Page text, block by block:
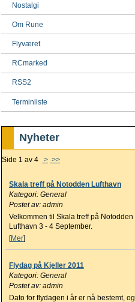
Nostalgi
Om Rune
Flyværet
RCmarked
RSS2
Terminliste
Nyheter
Side 1 av 4 > >>
Skala treff på Notodden Lufthavn
Kategori: General
Postet av: admin
Velkommen til Skala treff på Notodden
Lufthavn 3 - 4 September.
[Mer]
Flydag på Kjeller 2011
Kategori: General
Postet av: admin
Dato for flydagen i år er nå bestemt, og